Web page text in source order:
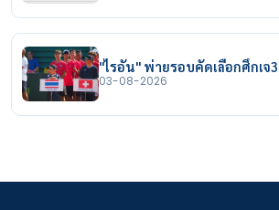
"ไรอัน" พ่ายรอบคัดเลือกศึกเจ
03-08-2026